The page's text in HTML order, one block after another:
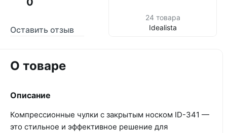
Оставить отзыв
24 товара
Idealista
О товаре
Описание
Компрессионные чулки с закрытым носком ID-341 —
это стильное и эффективное решение для